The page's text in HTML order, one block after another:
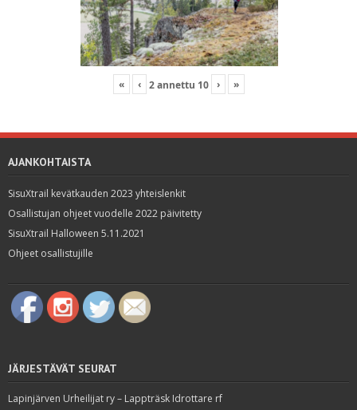
« ‹ 2annettu 10 › »
AJANKOHTAISTA
SisuXtrail kevätkauden 2023 yhteislenkit
Osallistujan ohjeet vuodelle 2022 päivitetty
SisuXtrail Halloween 5.11.2021
Ohjeet osallistujille
JÄRJESTÄVÄT SEURAT
Lapinjärven Urheilijat ry – Lappträsk Idrottare rf